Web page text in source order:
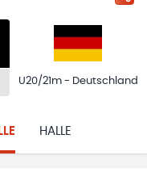
U20/21m - Deutschland
HALLE